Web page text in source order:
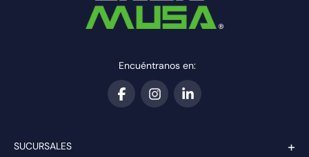
Encuéntranos en:
SUCURSALES +